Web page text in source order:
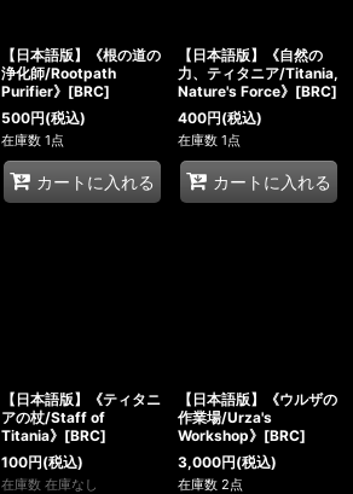
【日本語版】《根の道の
浄化師/Rootpath
Purifier》[BRC]
500円(税込)
在庫数 1点
カートに入れる
【日本語版】《自然の
力、ティタニア/Titania,
Nature's Force》[BRC]
400円(税込)
在庫数 1点
カートに入れる
【日本語版】《ティタニ
アの杖/Staff of
Titania》[BRC]
100円(税込)
在庫数 在庫なし
【日本語版】《ウルザの
作業場/Urza's
Workshop》[BRC]
3,000円(税込)
在庫数 2点